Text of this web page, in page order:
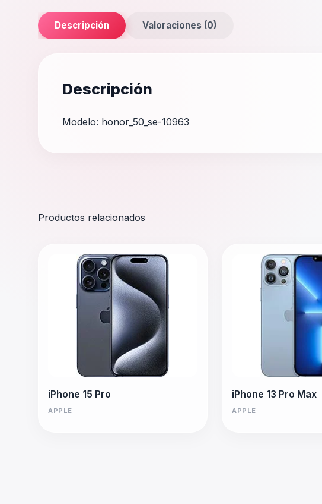
Descripción Valoraciones (0)
Descripción
Modelo: honor_50_se-10963
Productos relacionados
iPhone 15 Pro
APPLE
iPhone 13 Pro Max
APPLE